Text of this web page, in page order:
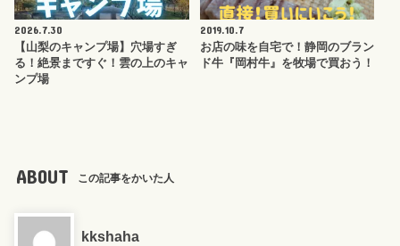
2026.7.30
【山梨のキャンプ場】穴場すぎ
る！絶景まですぐ！雲の上のキャ
ンプ場
2019.10.7
お店の味を自宅で！静岡のブラン
ド牛『岡村牛』を牧場で買おう！
ABOUT この記事をかいた人
kkshaha